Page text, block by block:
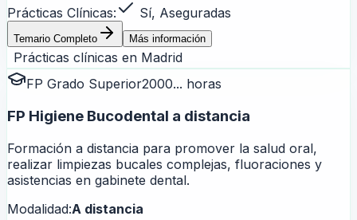
Prácticas Clínicas:
Sí, Aseguradas
Temario Completo Más información
Prácticas clínicas en Madrid
FP Grado Superior2000... horas
FP Higiene Bucodental a distancia
Formación a distancia para promover la salud oral,
realizar limpiezas bucales complejas, fluoraciones y
asistencias en gabinete dental.
Modalidad:A distancia